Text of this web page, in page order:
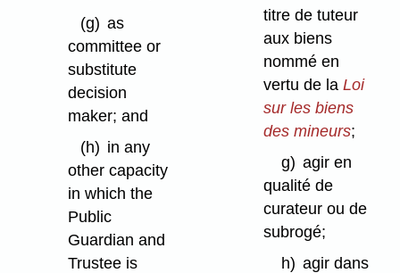
(g) as
committee or
substitute
decision
maker; and
(h) in any
other capacity
in which the
Public
Guardian and
Trustee is
titre de tuteur
aux biens
nommé en
vertu de laLoi
sur les biens
des mineurs;
g) agir en
qualité de
curateur ou de
subrogé;
h) agir dans